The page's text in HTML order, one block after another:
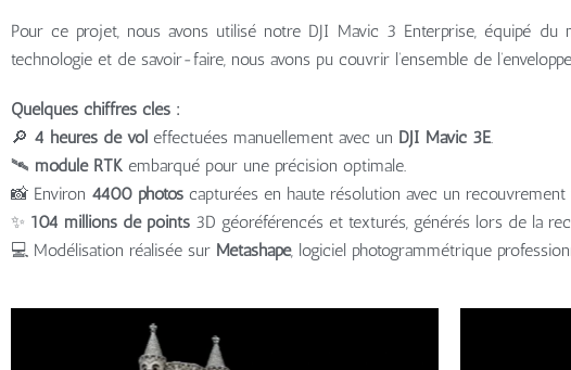
Pour ce projet, nous avons utilisé notre DJI Mavic 3 Enterprise, équipé
technologie et de savoir-faire, nous avons pu couvrir l’ensemble de
Quelques chiffres clés :
🔎 4 heures de vol effectuées manuellement avec un DJI Mavic 3E.
🛰️ module RTK embarqué pour une précision optimale.
📸 Environ 4400 photos capturées en haute résolution avec un
✨ 104 millions de points 3D géoréférencés et texturés, générés lors de la
💻 Modélisation réalisée sur Metashape, logiciel photogrammétrique